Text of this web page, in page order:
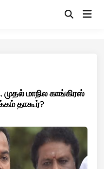
OpenMain
மாநில காங்கிரஸ்
தாகூர்?